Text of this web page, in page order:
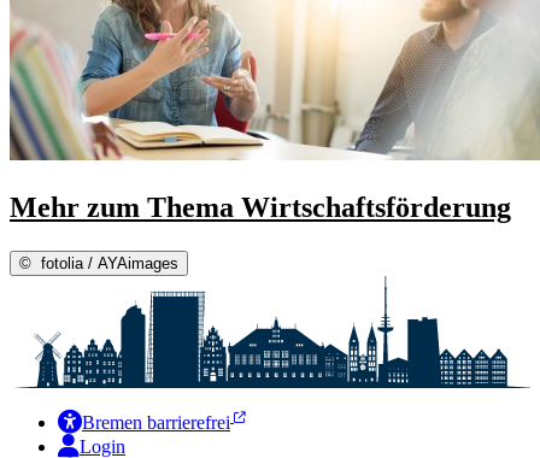
Mehr zum Thema Wirtschaftsförderung
© fotolia / AYAimages
Bremen barrierefrei
Login